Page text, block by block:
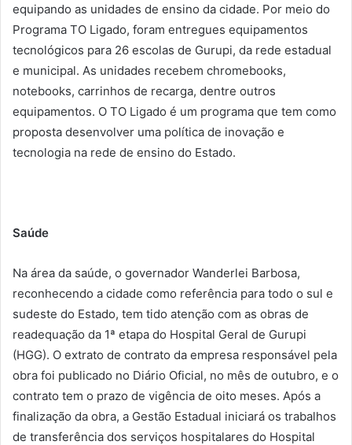
equipando as unidades de ensino da cidade. Por meio do
Programa TO Ligado, foram entregues equipamentos
tecnológicos para 26 escolas de Gurupi, da rede estadual
e municipal. As unidades recebem chromebooks,
notebooks, carrinhos de recarga, dentre outros
equipamentos. O TO Ligado é um programa que tem como
proposta desenvolver uma política de inovação e
tecnologia na rede de ensino do Estado.
Saúde
Na área da saúde, o governador Wanderlei Barbosa,
reconhecendo a cidade como referência para todo o sul e
sudeste do Estado, tem tido atenção com as obras de
readequação da 1ª etapa do Hospital Geral de Gurupi
(HGG). O extrato de contrato da empresa responsável pela
obra foi publicado no Diário Oficial, no mês de outubro, e o
contrato tem o prazo de vigência de oito meses. Após a
finalização da obra, a Gestão Estadual iniciará os trabalhos
de transferência dos serviços hospitalares do Hospital